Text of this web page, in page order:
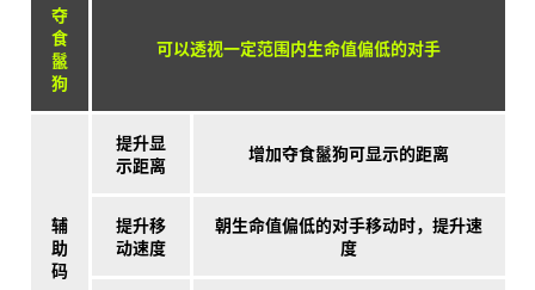
夺
食
鬣
狗
可以透视一定范围内生命值偏低的对手
辅
助
码
提升显
示距离
增加夺食鬣狗可显示的距离
提升移
动速度
朝生命值偏低的对手移动时，提升速
度